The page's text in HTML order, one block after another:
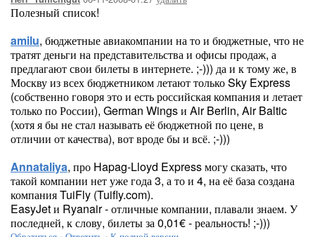
Полезный список!
amilu, бюджетные авиакомпании на то и бюджетные, что не
тратят деньги на представительства и офисы продаж, а
предлагают свои билеты в интернете. ;-))) да и к тому же, в
Москву из всех бюджетником летают только Sky Express
(собственно говоря это и есть российская компания и летает
только по России), German Wings и Air Berlin, Air Baltic
(хотя я бы не стал называть её бюджетной по цене, в
отличии от качества), вот вроде бы и всё. ;-)))
Annataliya, про Hapag-Lloyd Express могу сказать, что
такой компании нет уже года 3, а то и 4, на её база создана
компания TuiFly (Tuifly.com).
EasyJet и Ryanair - отличные компании, плавали знаем. У
последней, к слову, билеты за 0,01€ - реальность! ;-)))